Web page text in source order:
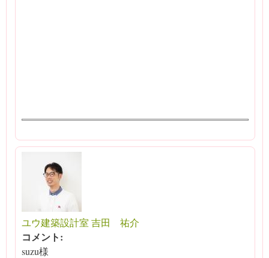
ユウ建築設計室 吉田 祐介
コメント:
suzu様